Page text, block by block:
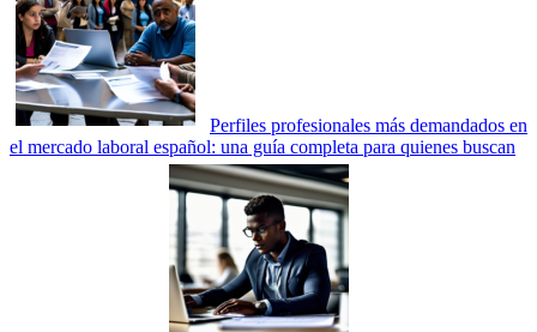
Perfiles profesionales más demandados en
el mercado laboral español: una guía completa para quienes buscan